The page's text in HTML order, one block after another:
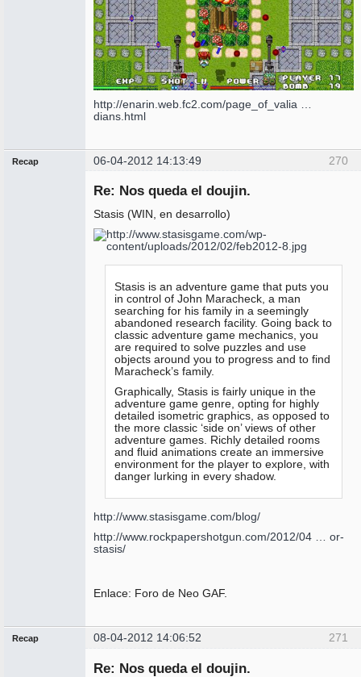
http://enarin.web.fc2.com/page_of_valia …
dians.html
270
Recap 06-04-2012 14:13:49
Re: Nos queda el doujin.
Stasis (WIN, en desarrollo)
Stasis is an adventure game that puts you
in control of John Maracheck, a man
searching for his family in a seemingly
abandoned research facility. Going back to
classic adventure game mechanics, you
are required to solve puzzles and use
objects around you to progress and to find
Maracheck’s family.
Graphically, Stasis is fairly unique in the
adventure game genre, opting for highly
detailed isometric graphics, as opposed to
the more classic ‘side on’ views of other
adventure games. Richly detailed rooms
and fluid animations create an immersive
environment for the player to explore, with
danger lurking in every shadow.
http://www.stasisgame.com/blog/
http://www.rockpapershotgun.com/2012/04 … or-
stasis/
Enlace: Foro de Neo GAF.
271
Recap 08-04-2012 14:06:52
Re: Nos queda el doujin.